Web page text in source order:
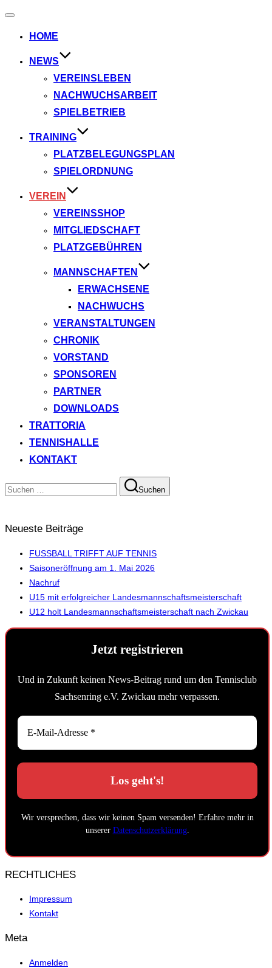
Navigation
HOME
NEWS
VEREINSLEBEN
NACHWUCHSARBEIT
SPIELBETRIEB
TRAINING
PLATZBELEGUNGSPLAN
SPIELORDNUNG
VEREIN
VEREINSSHOP
MITGLIEDSCHAFT
PLATZGEBÜHREN
MANNSCHAFTEN
ERWACHSENE
NACHWUCHS
VERANSTALTUNGEN
CHRONIK
VORSTAND
SPONSOREN
PARTNER
DOWNLOADS
TRATTORIA
TENNISHALLE
KONTAKT
Suchen
nach:
Suchen
Neueste Beiträge
FUSSBALL TRIFFT AUF TENNIS
Saisoneröffnung am 1. Mai 2026
Nachruf
U15 mit erfolgreicher Landesmannschaftsmeisterschaft
U12 holt Landesmannschaftsmeisterschaft nach Zwickau
Jetzt registrieren
Und in Zukunft keinen News-Beitrag rund um den Tennisclub
Sachsenring e.V. Zwickau mehr verpassen.
Wir versprechen, dass wir keinen Spam versenden! Erfahre mehr in
unserer Datenschutzerklärung.
RECHTLICHES
Impressum
Kontakt
Meta
Anmelden